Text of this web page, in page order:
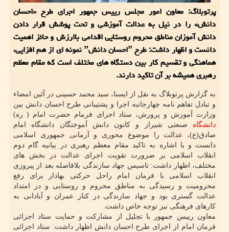
پرتوبلاگ: معاون امور مجلس رییس جمهور اجرای طرح «احسان
دانش» را در نیل به عدالت آموزشی و تحت پوشش قرار دادن
دانش آموزان مناطق محروم روستایی اقدامی باارزش و حائز اهمیت
دانست و اظهار داشت: طرح ˮاحسان دانشˮ نمونه ای از هم افزایی،
هماهنگی و تقسیم کار بین دستگاه های مختلف است که مقام معظم
رهبری همیشه بر آن تاکید دارند.
به گزارش پرتوبلاگ به نقل از ایسنا، سید محمد حسینی در آئین امضاء
و تبادل تفاهم نامه چهارجانبه اجرا و پشتیبانی طرح احسان دانش بین
وزارت آموزش و پرورش، ستاد اجرای فرمام حضرت امام ( ره)
دانشگاه صنعتی شیراز و کانون دانش آموختگان دانشگاه امام
صادق(ع)، عدالت را موضوع محوری و آرمانی جمهوری اسلامی
دانست و با اشاره به تاکید مقام معظم رهبری در بیانیه گام دوم
انقلاب اسلامی بر ضرورت تقویت اجرای عدالت در بخش های
مختلف، اظهار داشت: تاسیس جهاد سازندگی بلافاصله بعد از پیروزی
انقلاب اسلامی با فرمان امام راحل حرکتی بهادار برای رفع
محرومیت و رسیدگی به مناطق محروم و روستایی و در امتداد
عدالت گستری بود و جهاد سازندگی در کنار عمران و آبادانی به
کارهای فرهنگی نیز توجه خاص داشت.
معاون رییس جمهور با تجلیل از مشارکت و حمایت ستاد اجرائی
فرمان امام از اجرای طرح احسان دانش اظهار داشت: ستاد اجرائی